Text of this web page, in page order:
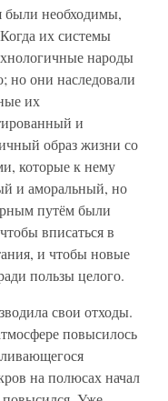
были необходимы,
их системы
народы
но они наследовали
их
и
образ жизни со
которые к нему
и аморальный, но
путём были
вписаться в
и чтобы новые
пользы целого.
свои отходы.
повысилось
на полюсах начал